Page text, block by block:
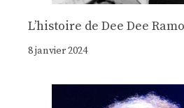
Lʼhistoire de Dee Dee
8 janvier 2024